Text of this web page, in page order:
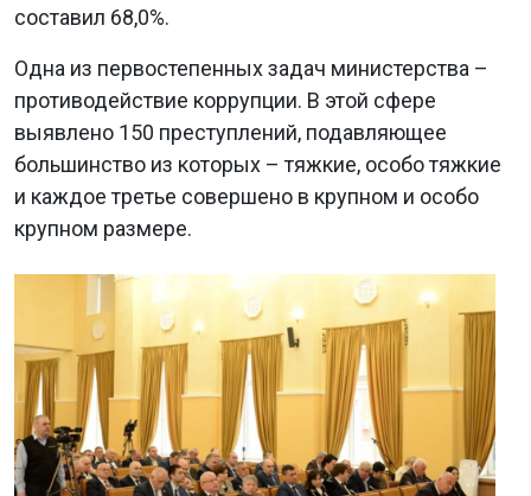
составил 68,0%.
Одна из первостепенных задач министерства –
противодействие коррупции. В этой сфере
выявлено 150 преступлений, подавляющее
большинство из которых – тяжкие, особо тяжкие
и каждое третье совершено в крупном и особо
крупном размере.